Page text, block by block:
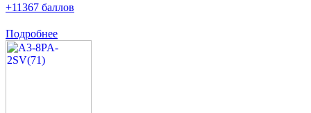
+11367 баллов
Подробнее